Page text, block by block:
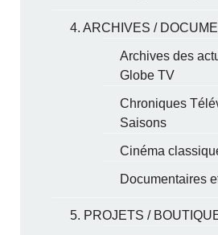
4. ARCHIVES /
Archives des
Globe TV
Chroniques
Saisons
Cinéma
Documentaires
5. PROJETS /